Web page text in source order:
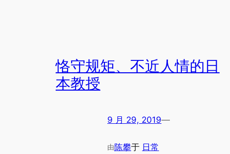
恪守规矩、不近人情的日
本教授
9 月 29, 2019—
由陈攀于 日常